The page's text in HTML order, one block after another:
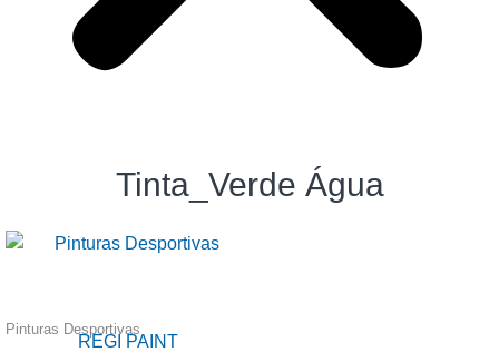
Tinta_Verde Água
Pinturas Desportivas
REGI PAINT